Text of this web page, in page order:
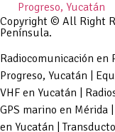
Progreso, Yucatán
Copyright © All Right
Península.
Radiocomunicación en
Progreso, Yucatán |
VHF en Yucatán |
GPS marino en Mérida
en Yucatán |